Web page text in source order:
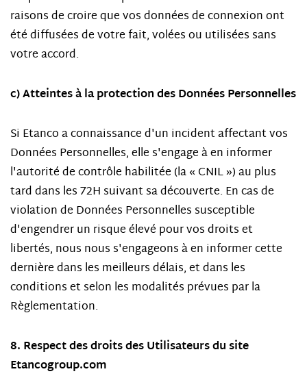
raisons de croire que vos données de connexion ont
été diffusées de votre fait, volées ou utilisées sans
votre accord.
c) Atteintes à la protection des Données Personnelles
Si Etanco a connaissance d'un incident affectant vos
Données Personnelles, elle s'engage à en informer
l'autorité de contrôle habilitée (la « CNIL ») au plus
tard dans les 72H suivant sa découverte. En cas de
violation de Données Personnelles susceptible
d'engendrer un risque élevé pour vos droits et
libertés, nous nous s'engageons à en informer cette
dernière dans les meilleurs délais, et dans les
conditions et selon les modalités prévues par la
Règlementation.
8. Respect des droits des Utilisateurs du site
Etancogroup.com